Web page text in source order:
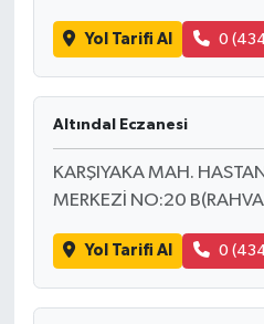
Yol Tarifi Al 0
Altındal Eczanesi
KARŞIYAKA MAH.
MERKEZİ NO:20
Yol Tarifi Al 0